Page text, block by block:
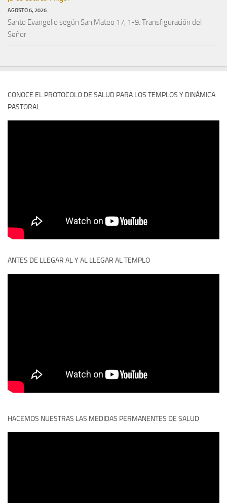
AGOSTO 6, 2026
Santo Evangelio según San Mateo 17, 1-9. Transfiguración del
Señor
CONOCE EL PROTOCOLO DE SALUD PARA LOS TEMPLOS Y DINÁMICA
PASTORAL
ANTES DE LLEGAR AL Y AL LLEGAR AL TEMPLO
HACEMOS NUESTRAS LAS MEDIDAS PERMANENTES DE SALUD